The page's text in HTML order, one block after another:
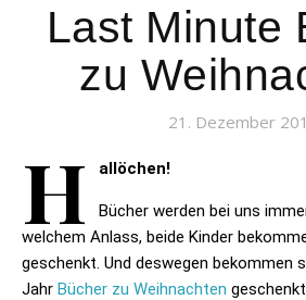
Last Minute
zu
21. Dezember
H allöchen!
Bücher werden bei uns
welchem Anlass, beide Kinder
geschenkt. Und deswegen bekommen
Jahr Bücher zu Weihnachten